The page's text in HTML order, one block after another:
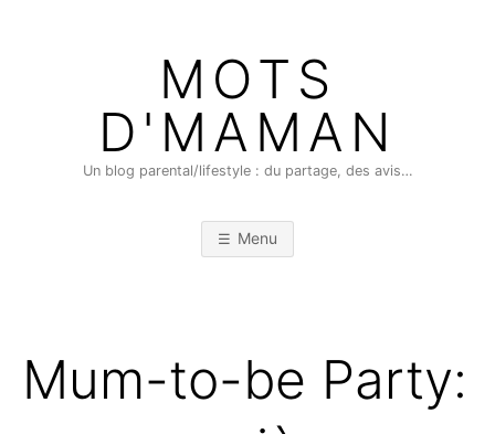
MOTS
D'MAMAN
Un blog parental/lifestyle : du partage, des avis…
Menu
Mum-to-be Party: